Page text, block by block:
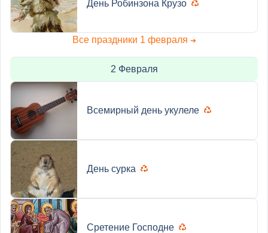
День Робинзона Крузо
Все праздники 1 февраля ➜
2 Февраля
Всемирный день укулеле
День сурка
Сретение Господне